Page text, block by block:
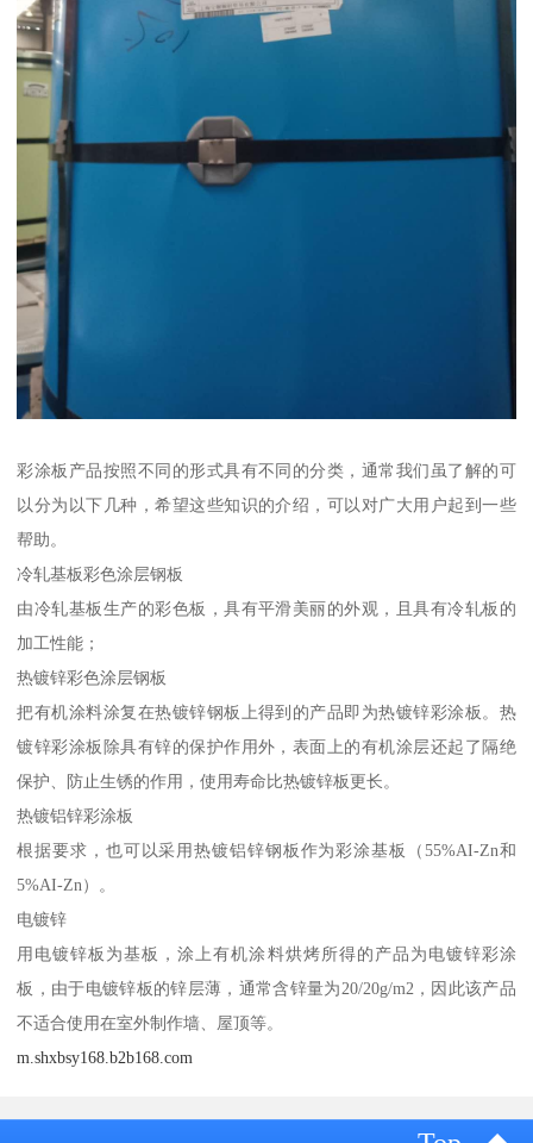
彩涂板产品按照不同的形式具有不同的分类，通常我们虽了解的可
以分为以下几种，希望这些知识的介绍，可以对广大用户起到一些
帮助。
冷轧基板彩色涂层钢板
由冷轧基板生产的彩色板，具有平滑美丽的外观，且具有冷轧板的
加工性能；
热镀锌彩色涂层钢板
把有机涂料涂复在热镀锌钢板上得到的产品即为热镀锌彩涂板。热
镀锌彩涂板除具有锌的保护作用外，表面上的有机涂层还起了隔绝
保护、防止生锈的作用，使用寿命比热镀锌板更长。
热镀铝锌彩涂板
根据要求，也可以采用热镀铝锌钢板作为彩涂基板（55%AI-Zn和
5%AI-Zn）。
电镀锌
用电镀锌板为基板，涂上有机涂料烘烤所得的产品为电镀锌彩涂
板，由于电镀锌板的锌层薄，通常含锌量为20/20g/m2，因此该产品
不适合使用在室外制作墙、屋顶等。
m.shxbsy168.b2b168.com